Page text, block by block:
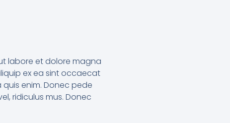
labore et dolore magna
ex ea sint occaecat
enim. Donec pede
ridiculus mus. Donec